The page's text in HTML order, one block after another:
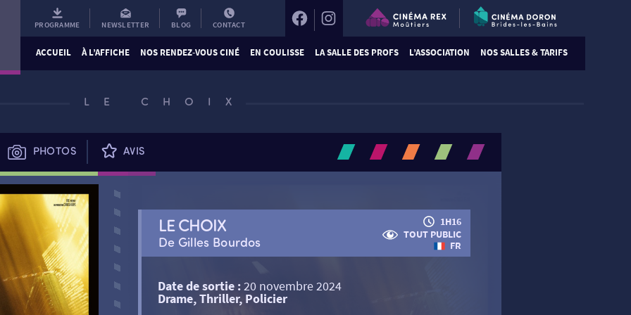
PROGRAMME NEWSLETTER BLOG CONTACT
ACCUEIL À L’AFFICHE NOS RENDEZ-VOUS CINÉ EN COULISSE LA SALLE DES PROFS L’ASSOCIATION NOS SALLES & TARIFS
LE CHOIX
PHOTOS AVIS
LE CHOIX
De Gilles Bourdos
1H16
TOUT PUBLIC
FR
Date de sortie :20 novembre 2024
Drame, Thriller, Policier